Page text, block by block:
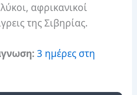
αφρικανικοί
της Σιβηρίας.
3 ημέρες στη